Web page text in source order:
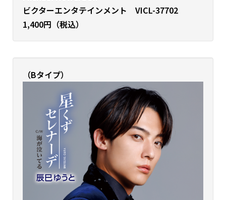
ビクターエンタテインメント VICL-37702
1,400円（税込）
（Bタイプ）